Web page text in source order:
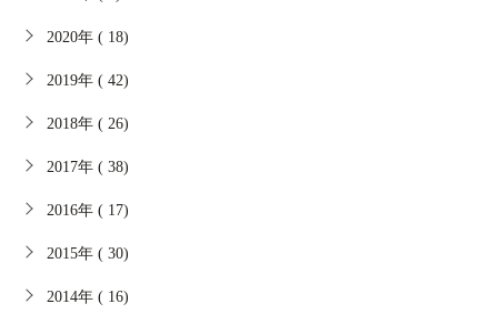
2020年 ( 18)
2019年 ( 42)
2018年 ( 26)
2017年 ( 38)
2016年 ( 17)
2015年 ( 30)
2014年 ( 16)